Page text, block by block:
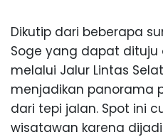
Dikutip dari beberapa
Soge yang dapat dituju
melalui Jalur Lintas
menjadikan panorama
dari tepi jalan. Spot ini
wisatawan karena